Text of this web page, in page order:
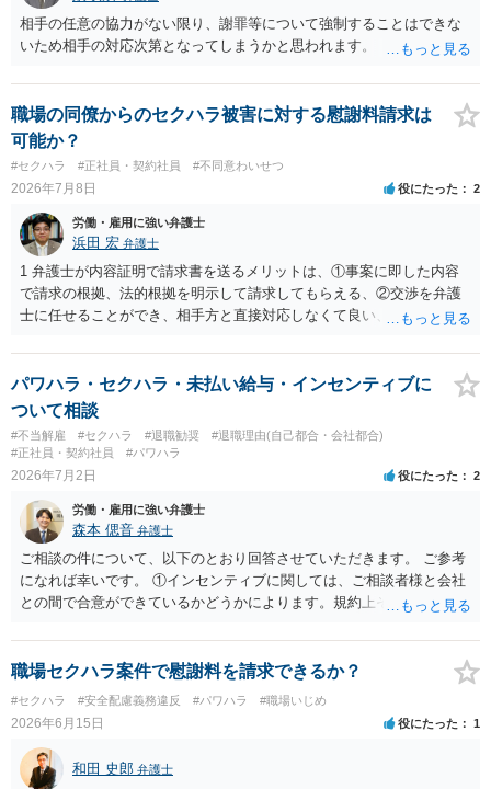
相手の任意の協力がない限り、謝罪等について強制することはできな
いため相手の対応次第となってしまうかと思われます。
職場の同僚からのセクハラ被害に対する慰謝料請求は
可能か？
#セクハラ #正社員・契約社員 #不同意わいせつ
2026年7月8日 役にたった 2
労働・雇用に強い弁護士
浜田 宏 弁護士
1 弁護士が内容証明で請求書を送るメリットは、①事案に即した内容
で請求の根拠、法的根拠を明示して請求してもらえる、②交渉を弁護
士に任せることができ、相手方と直接対応しなくて良い、というとこ
請求は可能ですが、相手が任意に払うかどうかは分かりません。 ２
民事訴訟に証拠の制限はありませんが、秘密録音はプライバシー保護
の観点から、裁判の証拠にする場合には注意が必要です(証拠排除され
る場合があります。)。 ３ 会社がどういう証拠に基づいて、誰が判断
したかわかりませんが、会社がセクハラ認定しなかったからといっ
て、裁判所も認定しないとは限りません。具体的な証拠とそれで認定
しないようにして下さい。そういう報復的なことをしなければ名誉毀
損にはなりません。反訴は貴女が加害行為をしなければ、通常は起こ
されません。 ５ 裁判をして、和解すれば和解金が入ります。 勝訴
判決を得て確定すれば、判決認容額を払ってもらいます。任意に支払
わない場合には、給与や預貯金、不動産などの財産を差押えます。
難易度によって変わります。また、現在は弁護士報酬は自由化されて
いますので、依頼する弁護士によっても費用は変わってきます。
パワハラ・セクハラ・未払い給与・インセンティブに
ついて相談
#不当解雇 #セクハラ #退職勧奨
#退職理由(自己都合・会社都合)
#正社員・契約社員
#パワハラ
2026年7月2日 役にたった 2
労働・雇用に強い弁護士
森本 偲音 弁護士
ご相談の件について、以下のとおり回答させていただきます。 ご参考
になれば幸いです。 ①インセンティブに関しては、ご相談者様と会社
との間で合意ができているかどうかによります。規約上そのような合
は口頭でも成立しますが、裁判等で争点となった場合には録音等の証
拠がない限り立証が困難となり、請求が認められない可能性がござい
ます。 ②未払給与に関しては労務を提供しているのにもかかわらず支
払われていない場合は、契約違反となりますので請求可能かと存じま
す。 ③休日・時間外労働については、休日・時間外労働があったこと
を示す証拠があるかまずは確認する必要があるかと存じます。 ④パワ
ハラ・セクハラに関しては、具体的な言動の内容によって判断が分か
職場セクハラ案件で慰謝料を請求できるか？
#セクハラ #安全配慮義務違反 #パワハラ #職場いじめ
2026年6月15日 役にたった 1
和田 史郎 弁護士